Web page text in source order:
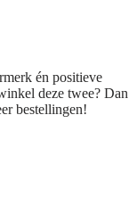
én positieve
deze twee? Dan
bestellingen!